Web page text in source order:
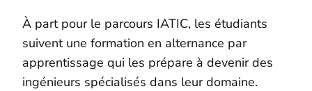
À part pour le parcours IATIC, les étudiants
suivent une formation en alternance par
apprentissage qui les prépare à devenir des
ingénieurs spécialisés dans leur domaine.